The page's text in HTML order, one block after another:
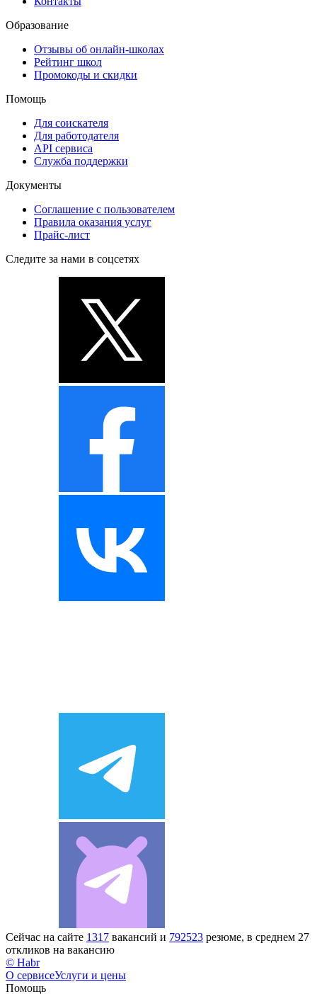
Образование
Отзывы об онлайн-школах
Рейтинг школ
Промокоды и скидки
Помощь
Для соискателя
Для работодателя
API сервиса
Служба поддержки
Документы
Соглашение с пользователем
Правила оказания услуг
Прайс-лист
Следите за нами в соцсетях
Сейчас на сайте 1317 вакансий и 792523 резюме, в среднем 27
откликов на вакансию
© Habr
О сервисеУслуги и цены
Помощь